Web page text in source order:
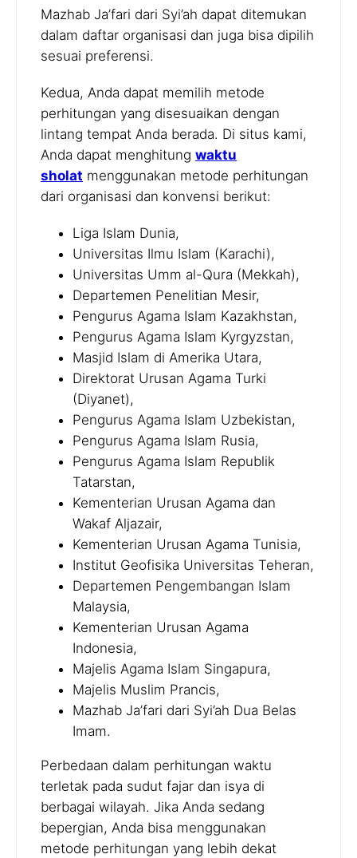
Mazhab Ja’fari dari Syi’ah dapat ditemukan
dalam daftar organisasi dan juga bisa dipilih
sesuai preferensi.
Kedua, Anda dapat memilih metode
perhitungan yang disesuaikan dengan
lintang tempat Anda berada. Di situs kami,
Anda dapat menghitung waktu
sholat menggunakan metode perhitungan
dari organisasi dan konvensi berikut:
Liga Islam Dunia,
Universitas Ilmu Islam (Karachi),
Universitas Umm al-Qura (Mekkah),
Departemen Penelitian Mesir,
Pengurus Agama Islam Kazakhstan,
Pengurus Agama Islam Kyrgyzstan,
Masjid Islam di Amerika Utara,
Direktorat Urusan Agama Turki
(Diyanet),
Pengurus Agama Islam Uzbekistan,
Pengurus Agama Islam Rusia,
Pengurus Agama Islam Republik
Tatarstan,
Kementerian Urusan Agama dan
Wakaf Aljazair,
Kementerian Urusan Agama Tunisia,
Institut Geofisika Universitas Teheran,
Departemen Pengembangan Islam
Malaysia,
Kementerian Urusan Agama
Indonesia,
Majelis Agama Islam Singapura,
Majelis Muslim Prancis,
Mazhab Ja’fari dari Syi’ah Dua Belas
Imam.
Perbedaan dalam perhitungan waktu
terletak pada sudut fajar dan isya di
berbagai wilayah. Jika Anda sedang
bepergian, Anda bisa menggunakan
metode perhitungan yang lebih dekat